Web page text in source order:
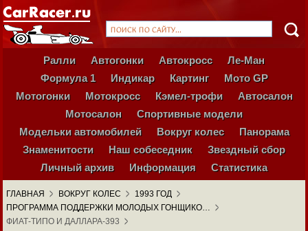
Ралли Автогонки Автокросс
Ле-Ман
Формула 1
Индикар Картинг
Мото GP
Мотогонки
Мотокросс Кэмел-трофи
Автосалон
Мотосалон
Спортивные модели
Модельки автомобилей
Вокруг колес
Панорама
Знаменитости
Наш собеседник
Звездный сбор
Личный архив
Информация Статистика
ГЛАВНАЯ ВОКРУГ КОЛЕС
1993 ГОД
ПРОГРАММА ПОДДЕРЖКИ МОЛОДЫХ ГОНЩИКО…
ФИАТ-ТИПО И ДАЛЛАРА-393